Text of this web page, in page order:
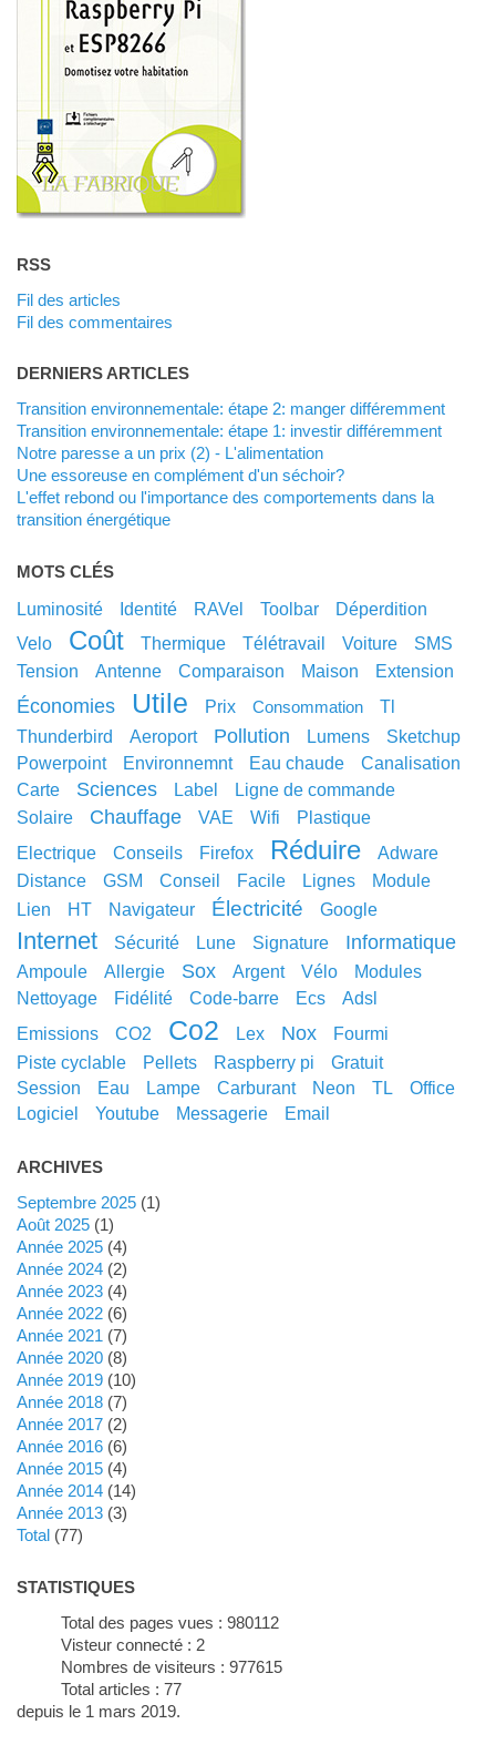
RSS
Fil des articles
Fil des commentaires
DERNIERS ARTICLES
Transition environnementale: étape 2: manger différemment
Transition environnementale: étape 1: investir différemment
Notre paresse a un prix (2) - L'alimentation
Une essoreuse en complément d'un séchoir?
L'effet rebond ou l'importance des comportements dans la
transition énergétique
MOTS CLÉS
luminosité identité RAVel toolbar
déperdition
velo
coût thermique télétravail voiture
SMS
tension
antenne comparaison maison extension
économies utile prix consommation
tl
thunderbird
aeroport pollution lumens
sketchup
powerpoint
environnemnt eau chaude
canalisation
carte
sciences label
ligne de commande
solaire
chauffage VAE wifi
plastique
electrique
conseils Firefox réduire
adware
distance
GSM conseil facile lignes
module
lien
HT navigateur électricité google
internet sécurité lune signature informatique
ampoule allergie sox argent vélo
modules
nettoyage
fidélité code-barre ecs
adsl
emissions
CO2 co2 lex nox
fourmi
piste cyclable
pellets raspberry pi
gratuit
session
eau lampe carburant neon TL
office
logiciel
youtube messagerie email
ARCHIVES
septembre 2025(1)
août 2025(1)
année 2025(4)
année 2024(2)
année 2023(4)
année 2022(6)
année 2021 (7)
année 2020(8)
année 2019(10)
année 2018(7)
année 2017(2)
année 2016(6)
année 2015(4)
année 2014(14)
année 2013(3)
total (77)
STATISTIQUES
Total des pages vues : 980112
Visteur connecté : 2
Nombres de visiteurs : 977615
Total articles : 77
depuis le 1 mars 2019.